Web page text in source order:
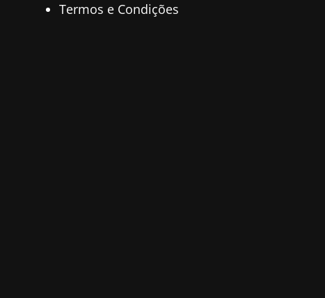
Termos e Condições